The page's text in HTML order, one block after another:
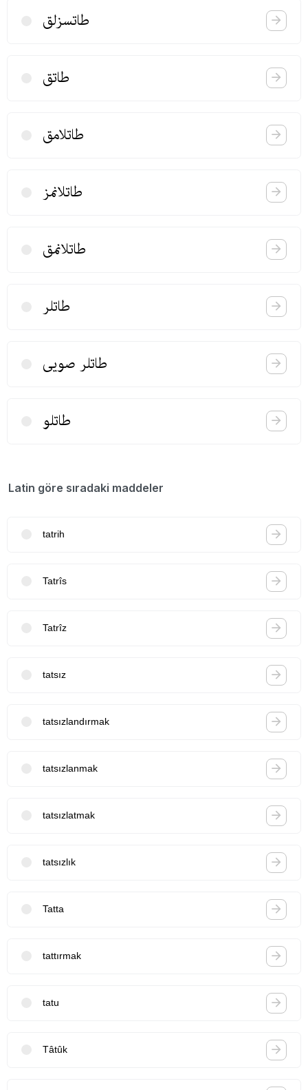
طاتسزلق
طاتق
طاتلامق
طاتلانمز
طاتلانمق
طاتلر
طاتلر صویی
طاتلو
Latin göre sıradaki maddeler
tatrih
Tatrîs
Tatrîz
tatsız
tatsızlandırmak
tatsızlanmak
tatsızlatmak
tatsızlık
Tatta
tattırmak
tatu
Tâtûk